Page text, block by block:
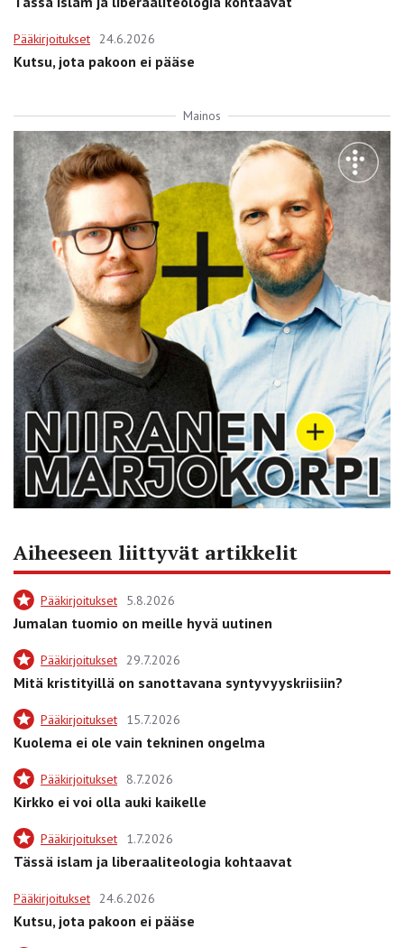
Pääkirjoitukset 24.6.2026
Kutsu, jota pakoon ei pääse
Mainos
Aiheeseen liittyvät artikkelit
Pääkirjoitukset 5.8.2026
Jumalan tuomio on meille hyvä uutinen
Pääkirjoitukset 29.7.2026
Mitä kristityillä on sanottavana syntyvyyskriisiin?
Pääkirjoitukset 15.7.2026
Kuolema ei ole vain tekninen ongelma
Pääkirjoitukset 8.7.2026
Kirkko ei voi olla auki kaikelle
Pääkirjoitukset 1.7.2026
Tässä islam ja liberaaliteologia kohtaavat
Pääkirjoitukset 24.6.2026
Kutsu, jota pakoon ei pääse